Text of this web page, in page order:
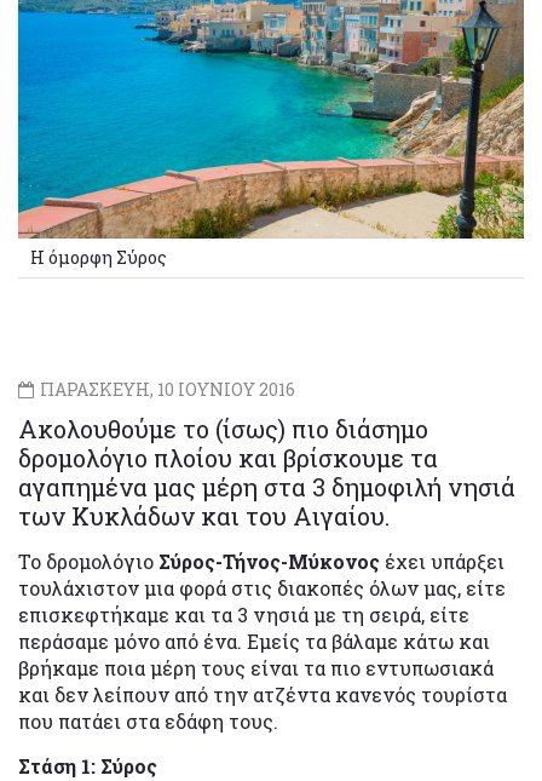
Η όμορφη Σύρος
ΠΑΡΑΣΚΕΥΗ, 10 ΙΟΥΝΙΟΥ 2016
Ακολουθούμε το (ίσως) πιο διάσημο
δρομολόγιο πλοίου και βρίσκουμε τα
αγαπημένα μας μέρη στα 3 δημοφιλή νησιά
των Κυκλάδων και του Αιγαίου.
Το δρομολόγιο Σύρος-Τήνος-Μύκονος έχει υπάρξει
τουλάχιστον μια φορά στις διακοπές όλων μας, είτε
επισκεφτήκαμε και τα 3 νησιά με τη σειρά, είτε
περάσαμε μόνο από ένα. Εμείς τα βάλαμε κάτω και
βρήκαμε ποια μέρη τους είναι τα πιο εντυπωσιακά
και δεν λείπουν από την ατζέντα κανενός τουρίστα
που πατάει στα εδάφη τους.
Στάση 1: Σύρος